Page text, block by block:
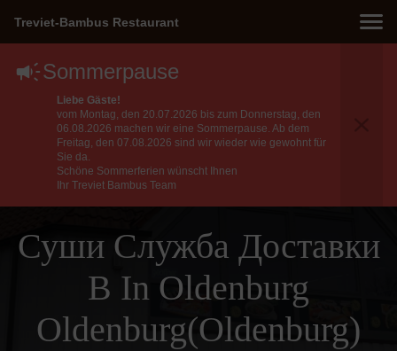
Treviet-Bambus Restaurant
Sommerpause
Liebe Gäste!
vom Montag, den 20.07.2026 bis zum Donnerstag, den
06.08.2026 machen wir eine Sommerpause. Ab dem
Freitag, den 07.08.2026 sind wir wieder wie gewohnt für
Sie da.
Schöne Sommerferien wünscht Ihnen
Ihr Treviet Bambus Team
Суши Служба Доставки
В In Oldenburg
Oldenburg(Oldenburg)